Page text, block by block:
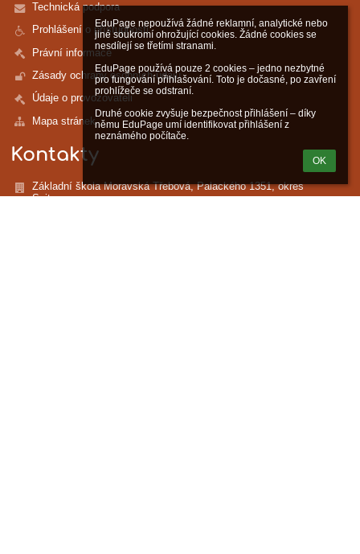
EduPage nepoužívá žádné reklamní, analytické nebo
jiné soukromí ohrožující cookies. Žádné cookies se
nesdílejí se třetími stranami.
EduPage používá pouze 2 cookies – jedno nezbytné
pro fungování přihlašování. Toto je dočasné, po zavření
prohlížeče se odstraní.
Druhé cookie zvyšuje bezpečnost přihlášení – díky
němu EduPage umí identifikovat přihlášení z
neznámého počítače.
OK
Technická podpora
Prohlášení o přístupnosti
Právní informace
Zásady ochrany osobních údajů
Údaje o provozovateli
Mapa stránek
Kontakty
Základní škola Moravská Třebová, Palackého 1351, okres
Svitavy